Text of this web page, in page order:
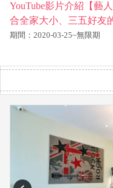
YouTube影片介紹【藝
合全家大小、三五好友
期間：2020-03-25~無限期